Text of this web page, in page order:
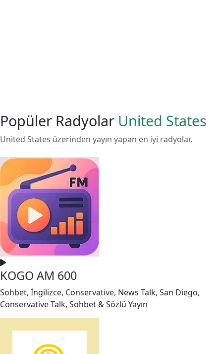
Popüler Radyolar United States
United States üzerinden yayın yapan en iyi radyolar.
KOGO AM 600
Sohbet, İngilizce, Conservative, News Talk, San Diego,
Conservative Talk, Sohbet & Sözlü Yayın